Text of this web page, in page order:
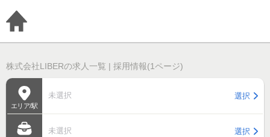
株式会社LIBERの求人一覧 | 採用情報(1ページ)
エリア/駅
未選択 選択
未選択 選択